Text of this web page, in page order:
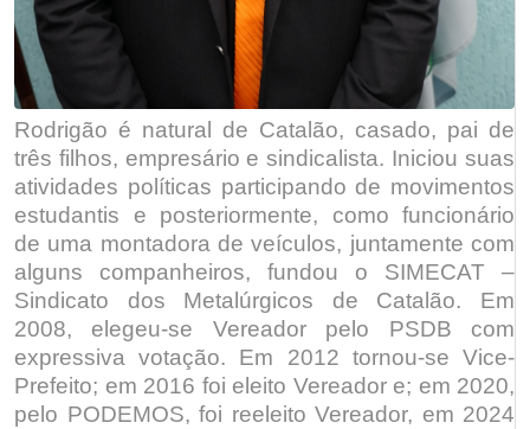
Rodrigão é natural de Catalão, casado, pai de
três filhos, empresário e sindicalista. Iniciou suas
atividades políticas participando de movimentos
estudantis e posteriormente, como funcionário
de uma montadora de veículos, juntamente com
alguns companheiros, fundou o SIMECAT –
Sindicato dos Metalúrgicos de Catalão. Em
2008, elegeu-se Vereador pelo PSDB com
expressiva votação. Em 2012 tornou-se Vice-
Prefeito; em 2016 foi eleito Vereador e; em 2020,
pelo PODEMOS, foi reeleito Vereador, em 2024